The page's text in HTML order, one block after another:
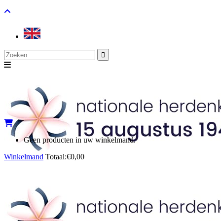
Search
for:
Geen producten in uw winkelmand.
Winkelmand Totaal:€0,00